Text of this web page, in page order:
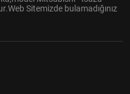
Sitemizde bulamadığınız